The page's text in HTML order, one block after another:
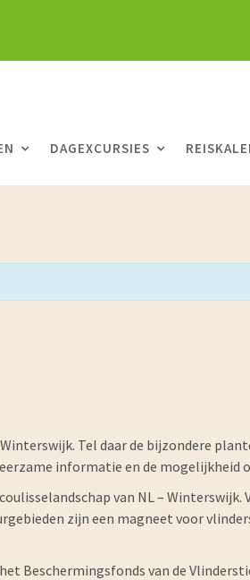
DAGEXCURSIES
Tel daar de bijzondere
informatie en de mogelijkheid
van NL –
zijn een magneet voor
Beschermingsfonds van de